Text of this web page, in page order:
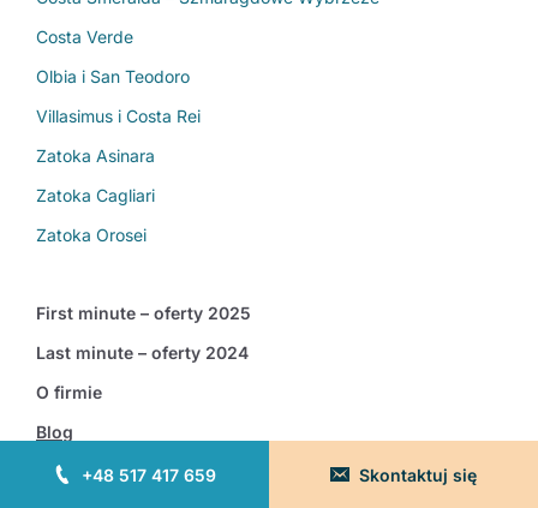
+48 517 417 659 Skontaktuj się
Costa Verde
Olbia i San Teodoro
Villasimus i Costa Rei
Zatoka Asinara
Zatoka Cagliari
Zatoka Orosei
First minute – oferty 2025
Last minute – oferty 2024
O firmie
Blog
Regulamin